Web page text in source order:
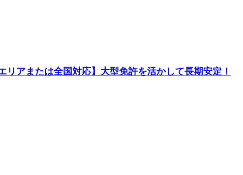
アまたは全国対応】大型免許を活かして長期安定！